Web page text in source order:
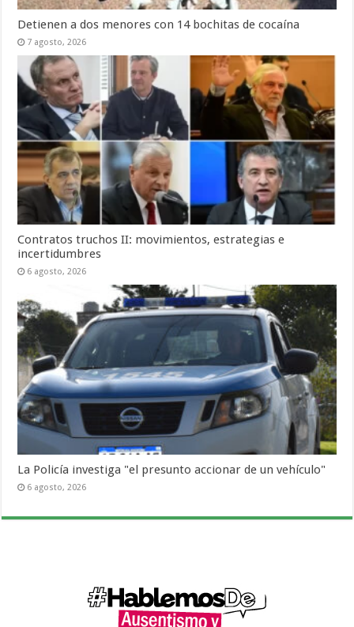
Detienen a dos menores con 14 bochitas de cocaína
7 agosto, 2026
Contratos truchos II: movimientos, estrategias e
incertidumbres
6 agosto, 2026
La Policía investiga "el presunto accionar de un vehículo"
6 agosto, 2026